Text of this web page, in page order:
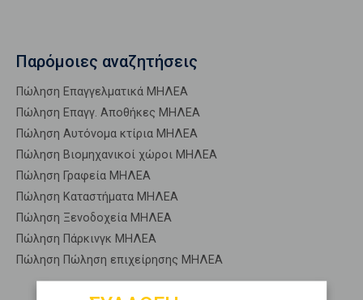
Παρόμοιες αναζητήσεις
Πώληση Επαγγελματικά ΜΗΛΕΑ
Πώληση Επαγγ. Αποθήκες ΜΗΛΕΑ
Πώληση Αυτόνομα κτίρια ΜΗΛΕΑ
Πώληση Βιομηχανικοί χώροι ΜΗΛΕΑ
Πώληση Γραφεία ΜΗΛΕΑ
Πώληση Καταστήματα ΜΗΛΕΑ
Πώληση Ξενοδοχεία ΜΗΛΕΑ
Πώληση Πάρκινγκ ΜΗΛΕΑ
Πώληση Πώληση επιχείρησης ΜΗΛΕΑ